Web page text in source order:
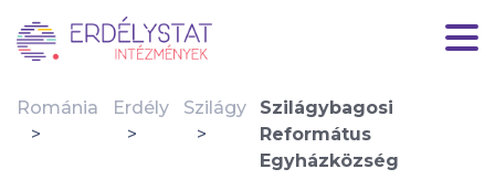
Románia Erdély Szilágy
Szilágybagosi
Református
Egyházközség